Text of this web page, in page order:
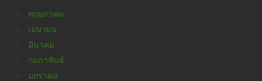
พฤษภาคม
เมษายน
มีนาคม
กุมภาพันธ์
มกราคม